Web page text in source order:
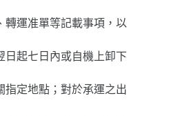
轉運准單等記載事項，以
日起七日內或自機上卸下
指定地點；對於承運之出